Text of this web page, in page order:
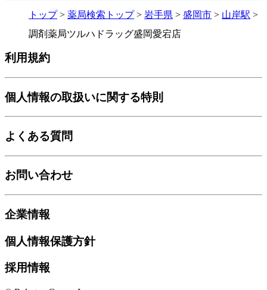
トップ> 薬局検索トップ> 岩手県 > 盛岡市 > 山岸駅 >
調剤薬局ツルハドラッグ盛岡愛宕店
利用規約
個人情報の取扱いに関する特則
よくある質問
お問い合わせ
企業情報
個人情報保護方針
採用情報